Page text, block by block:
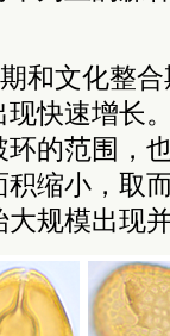
和文化整
快速增长
的范围，
缩小，取
规模出现